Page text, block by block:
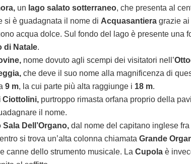
un lago salato sotterraneo, che presenta al
si è guadagnata il nome di Acquasantiera grazie
acqua dolce. Sul fondo del lago è presente una
di Natale.
nome dovuto agli scempi dei visitatori nell’
che deve il suo nome alla magnificenza di
9 m, la cui parte più alta raggiunge i 18 m.
Ciottolini, purtroppo rimasta orfana proprio della
il nome.
Dell’Organo, dal nome del capitano inglese
si trova un’alta colonna chiamata Grande
canne dello strumento musicale. La Cupola è